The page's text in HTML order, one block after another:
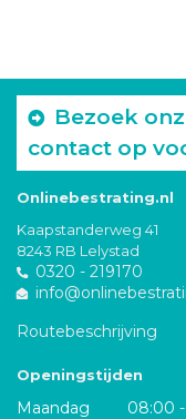
Bezoek
contact op
Onlinebestrating.nl
Kaapstanderweg 41
8243 RB Lelystad
0320 - 219170
Routebeschrijving
Openingstijden
Maandag
08:00